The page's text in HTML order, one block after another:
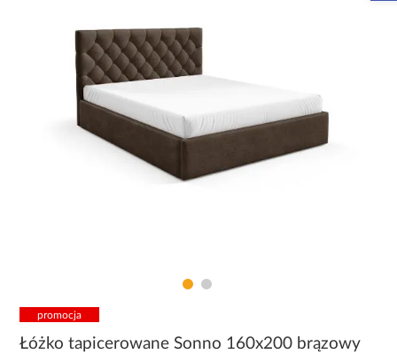
promocja
Łóżko tapicerowane Sonno 160x200 brązowy